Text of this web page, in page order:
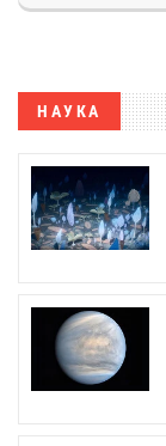
НАУКА